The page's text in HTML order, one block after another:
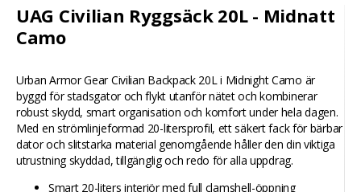
UAG Civilian Ryggsäck 20L - Midnatt
Camo
Urban Armor Gear Civilian Backpack 20L i Midnight Camo är
byggd för stadsgator och flykt utanför nätet och kombinerar
robust skydd, smart organisation och komfort under hela dagen.
Med en strömlinjeformad 20-litersprofil, ett säkert fack för bärbar
dator och slitstarka material genomgående håller den din viktiga
utrustning skyddad, tillgänglig och redo för alla uppdrag.
Smart 20-liters interiör med full clamshell-öppning